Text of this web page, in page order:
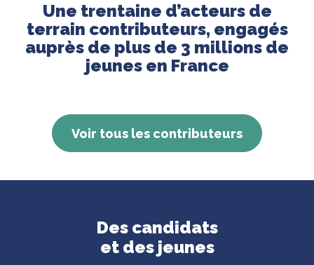
Une trentaine d’acteurs de
terrain contributeurs, engagés
auprès de plus de 3 millions de
jeunes en France
Voir tous les contributeurs
Des candidats
et des jeunes